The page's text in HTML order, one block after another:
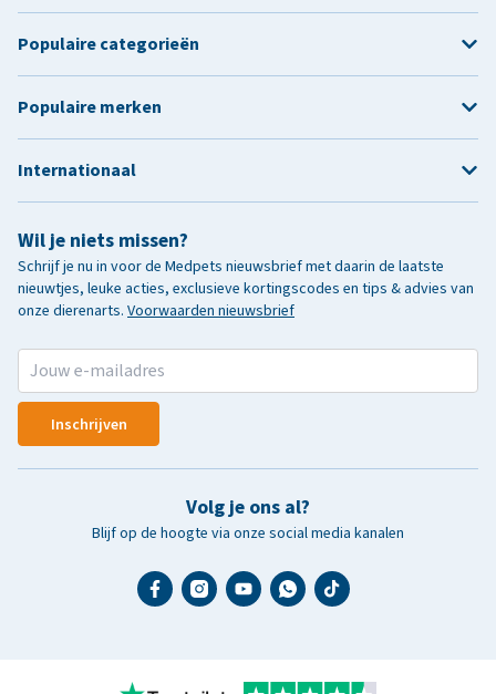
Wil je niets missen?
Schrijf je nu in voor de Medpets nieuwsbrief met daarin de laatste
nieuwtjes, leuke acties, exclusieve kortingscodes en tips & advies van
onze dierenarts. Voorwaarden nieuwsbrief
Inschrijven
Volg je ons al?
Blijf op de hoogte via onze social media kanalen
Populaire categorieën
Populaire merken
Internationaal